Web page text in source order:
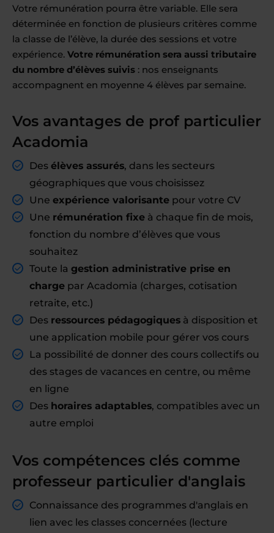
Votre rémunération pourra être variable. Elle sera
déterminée en fonction de plusieurs critères comme
la classe de l’élève, la durée des sessions et votre
expérience. Votre rémunération sera aussi tributaire
du nombre d’élèves suivis : nos enseignants
accompagnent en moyenne 4 élèves par semaine.
Vos avantages de prof particulier
Acadomia
Des élèves assurés, dans les secteurs
géographiques que vous choisissez
Une expérience valorisante pour votre CV
Une rémunération fixe à chaque fin de mois,
fonction du nombre d’élèves que vous
souhaitez
Toute la gestion administrative prise en
charge par Acadomia (charges, cotisation
retraite, etc.)
Des ressources pédagogiques à disposition et
une application mobile pour gérer vos cours
La possibilité de donner des cours collectifs ou
des stages de vacances en centre, ou même
en ligne
Des horaires adaptables, compatibles avec un
autre emploi
Vos compétences clés comme
professeur particulier d'anglais
Connaissance des programmes d'anglais en
lien avec les classes concernées (lecture